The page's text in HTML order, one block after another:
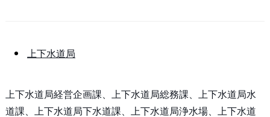
上下水道局
上下水道局経営企画課、上下水道局総務課、上下水道局水
道課、上下水道局下水道課、上下水道局浄水場、上下水道